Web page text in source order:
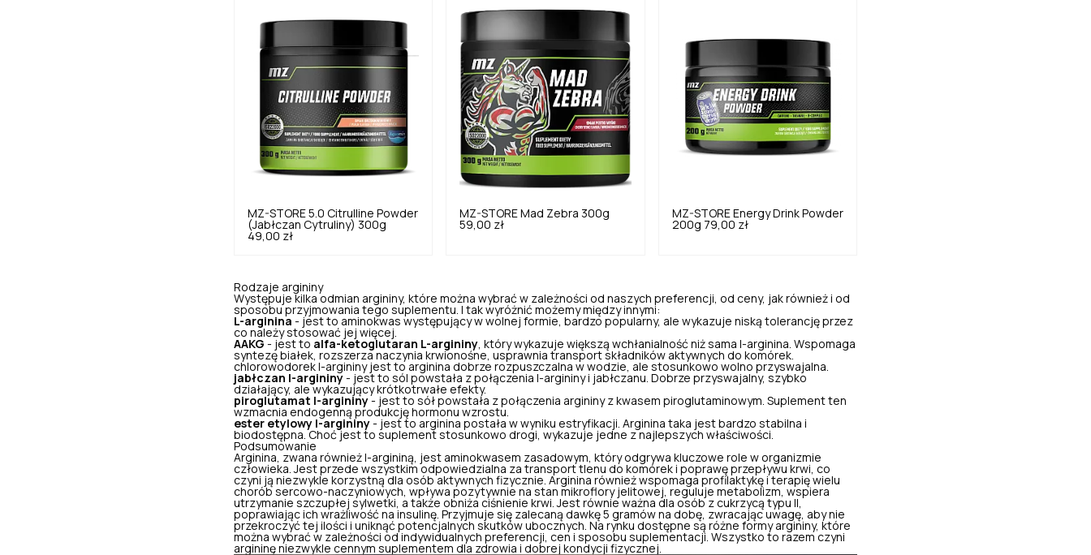
MZ-STORE 5.0 Citrulline Powder
(Jabłczan Cytruliny) 300g
49,00 zł
MZ-STORE Mad Zebra 300g
59,00 zł
MZ-STORE Energy Drink Powder
200g 79,00 zł
Rodzaje argininy
Występuje kilka odmian argininy, które można wybrać w zależności od naszych preferencji, od ceny, jak również i od
sposobu przyjmowania tego suplementu. I tak wyróżnić możemy między innymi:
L-arginina - jest to aminokwas występujący w wolnej formie, bardzo popularny, ale wykazuje niską tolerancję przez
co należy stosować jej więcej.
AAKG - jest to alfa-ketoglutaran L-argininy , który wykazuje większą wchłanialność niż sama l-arginina. Wspomaga
syntezę białek, rozszerza naczynia krwionośne, usprawnia transport składników aktywnych do komórek.
chlorowodorek l-argininy jest to arginina dobrze rozpuszczalna w wodzie, ale stosunkowo wolno przyswajalna.
jabłczan l-argininy - jest to sól powstała z połączenia l-argininy i jabłczanu. Dobrze przyswajalny, szybko
działający, ale wykazujący krótkotrwałe efekty.
piroglutamat l-argininy - jest to sół powstała z połączenia argininy z kwasem piroglutaminowym. Suplement ten
wzmacnia endogenną produkcję hormonu wzrostu.
ester etylowy l-argininy - jest to arginina postała w wyniku estryfikacji. Arginina taka jest bardzo stabilna i
biodostępna. Choć jest to suplement stosunkowo drogi, wykazuje jedne z najlepszych właściwości.
Podsumowanie
Arginina, zwana również l-argininą, jest aminokwasem zasadowym, który odgrywa kluczowe role w organizmie
człowieka. Jest przede wszystkim odpowiedzialna za transport tlenu do komórek i poprawę przepływu krwi, co
czyni ją niezwykle korzystną dla osób aktywnych fizycznie. Arginina również wspomaga profilaktykę i terapię wielu
chorób sercowo-naczyniowych, wpływa pozytywnie na stan mikroflory jelitowej, reguluje metabolizm, wspiera
utrzymanie szczupłej sylwetki, a także obniża ciśnienie krwi. Jest równie ważna dla osób z cukrzycą typu II,
poprawiając ich wrażliwość na insulinę. Przyjmuje się zalecaną dawkę 5 gramów na dobę, zwracając uwagę, aby nie
przekroczyć tej ilości i uniknąć potencjalnych skutków ubocznych. Na rynku dostępne są różne formy argininy, które
można wybrać w zależności od indywidualnych preferencji, cen i sposobu suplementacji. Wszystko to razem czyni
argininę niezwykle cennym suplementem dla zdrowia i dobrej kondycji fizycznej.